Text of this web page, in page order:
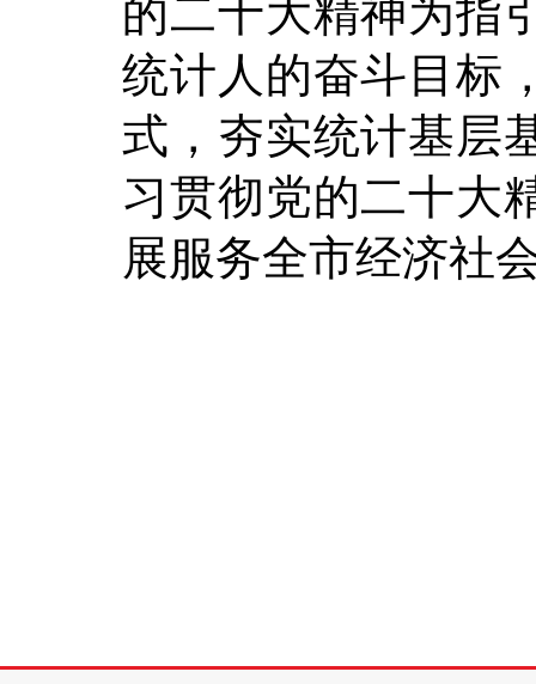
的二十大精神为指
统计人的奋斗目标
式，夯实统计基层
习贯彻党的二十大
展服务全市经济社